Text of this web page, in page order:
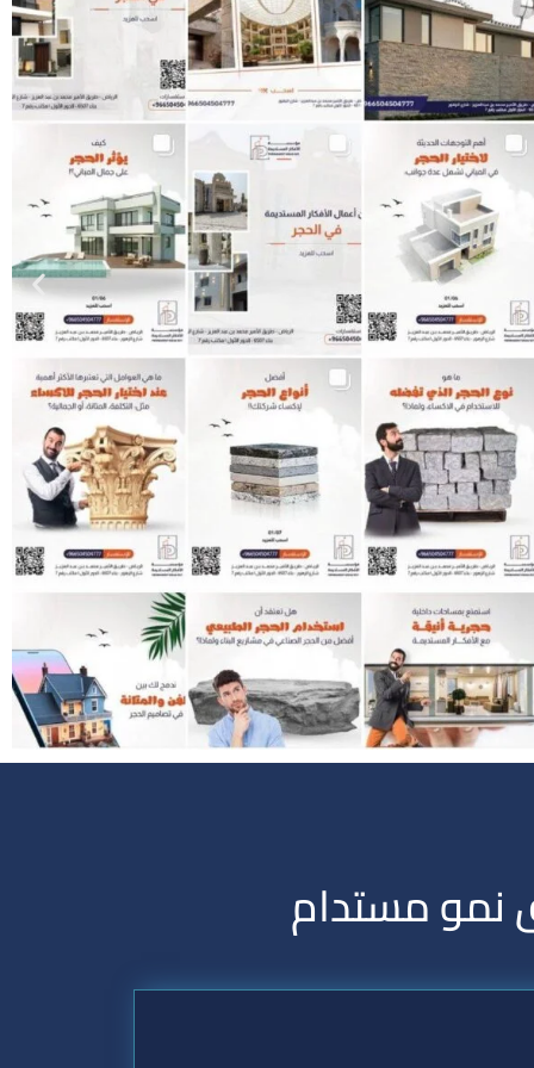
نمو مستدام